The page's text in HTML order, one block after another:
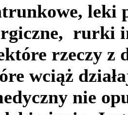
leki
rurki
rzeczy z
wciąż
nie